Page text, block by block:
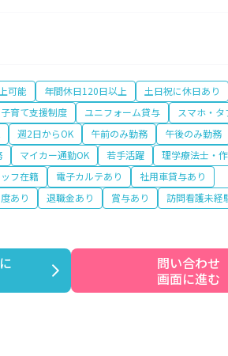
可能 年間休日120日以上 土日祝に休日あり
育て支援制度
ユニフォーム貸与
スマホ・
週2日からOK 午前のみ勤務 午後のみ勤務
マイカー通勤OK 若手活躍
理学療法士・
フ在籍
電子カルテあり
社用車貸与あり
あり
退職金あり 賞与あり 訪問看護未経
問い合わせ
画面に進む